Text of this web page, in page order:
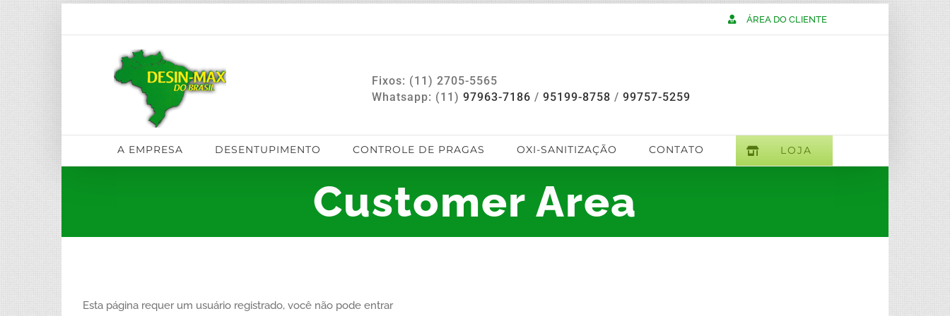
ÁREA DO CLIENTE
Fixos: (11) 2705-5565
Whatsapp: (11) 97963-7186 / 95199-8758 / 99757-5259
A EMPRESA DESENTUPIMENTO CONTROLE DE PRAGAS OXI-SANITIZAÇÃO CONTATO LOJA
Customer Area
Esta página requer um usuário registrado, você não pode entrar